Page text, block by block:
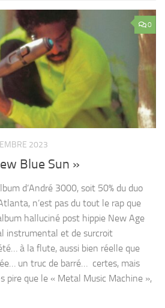
0
2023
Blue Sun »
d’André 3000, soit 50% du duo
n’est pas du tout le rap que
halluciné post hippie New Age
instrumental et de surcroit
à la flute, aussi bien réelle que
un truc de barré… certes, mais
pire que le « Metal Music Machine »,